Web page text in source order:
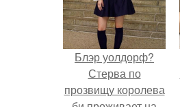
Блэр уолдорф?
Стерва по
прозвищу королева